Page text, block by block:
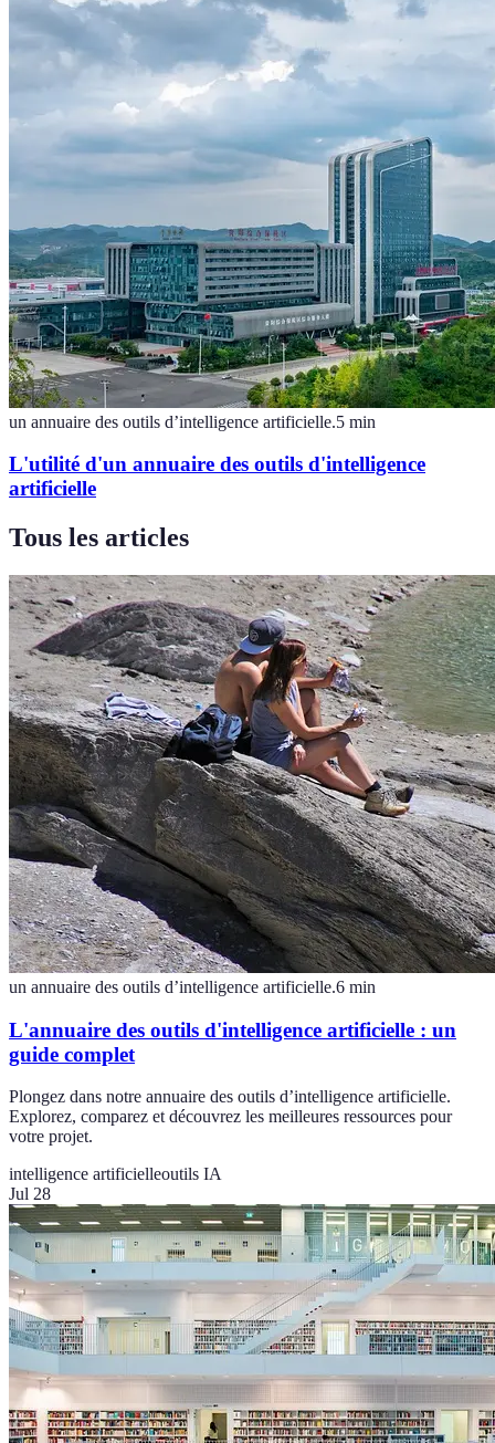
un annuaire des outils d’intelligence artificielle.5 min
L'utilité d'un annuaire des outils d'intelligence
artificielle
Tous les articles
un annuaire des outils d’intelligence artificielle.6 min
L'annuaire des outils d'intelligence artificielle : un
guide complet
Plongez dans notre annuaire des outils d’intelligence artificielle.
Explorez, comparez et découvrez les meilleures ressources pour
votre projet.
intelligence artificielleoutils IA
Jul 28